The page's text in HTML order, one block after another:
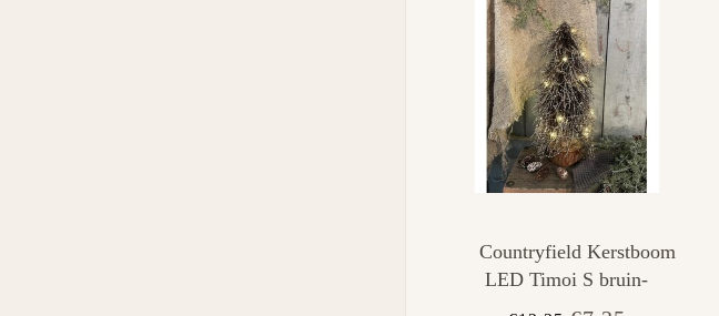
Countryfield Kerstboom
LED Timoi S bruin-
L20B20H40CM